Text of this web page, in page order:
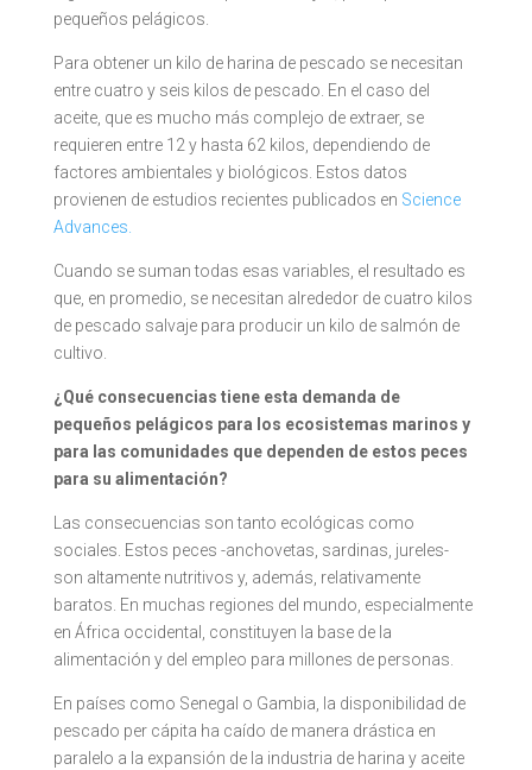
pequeños pelágicos.
Para obtener un kilo de harina de pescado se necesitan
entre cuatro y seis kilos de pescado. En el caso del
aceite, que es mucho más complejo de extraer, se
requieren entre 12 y hasta 62 kilos, dependiendo de
factores ambientales y biológicos. Estos datos
provienen de estudios recientes publicados en Science
Advances.
Cuando se suman todas esas variables, el resultado es
que, en promedio, se necesitan alrededor de cuatro kilos
de pescado salvaje para producir un kilo de salmón de
cultivo.
¿Qué consecuencias tiene esta demanda de
pequeños pelágicos para los ecosistemas marinos y
para las comunidades que dependen de estos peces
para su alimentación?
Las consecuencias son tanto ecológicas como
sociales. Estos peces -anchovetas, sardinas, jureles-
son altamente nutritivos y, además, relativamente
baratos. En muchas regiones del mundo, especialmente
en África occidental, constituyen la base de la
alimentación y del empleo para millones de personas.
En países como Senegal o Gambia, la disponibilidad de
pescado per cápita ha caído de manera drástica en
paralelo a la expansión de la industria de harina y aceite